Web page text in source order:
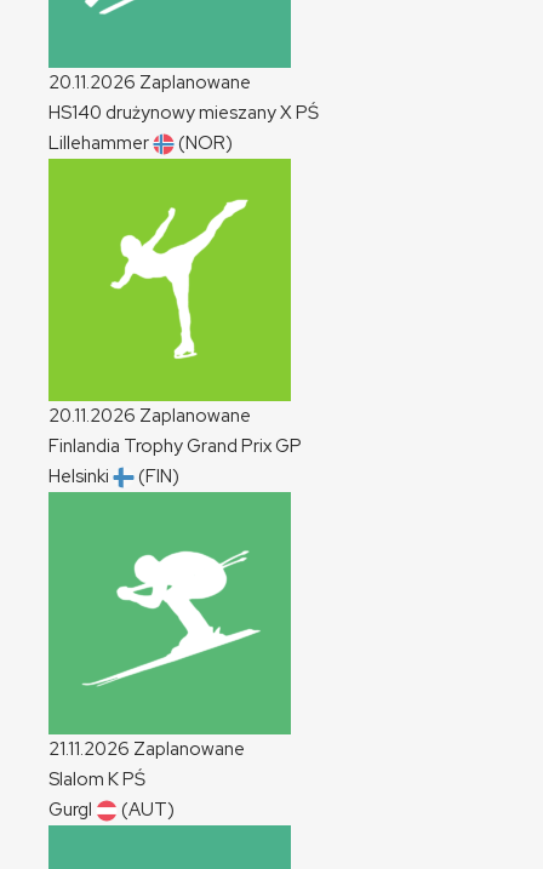
20.11.2026 Zaplanowane
HS140 drużynowy mieszanyXPŚ
Lillehammer
(NOR)
20.11.2026 Zaplanowane
Finlandia Trophy Grand PrixGP
Helsinki
(FIN)
21.11.2026 Zaplanowane
Slalom KPŚ
Gurgl
(AUT)